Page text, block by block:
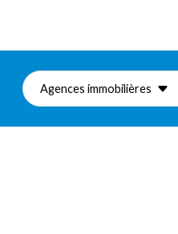
Agences immobilières